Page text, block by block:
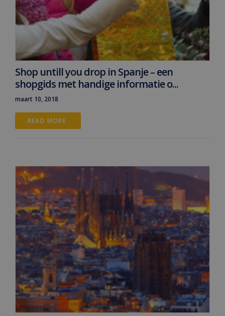
Shop untill you drop in Spanje – een
shopgids met handige informatie o...
maart 10, 2018
READ MORE